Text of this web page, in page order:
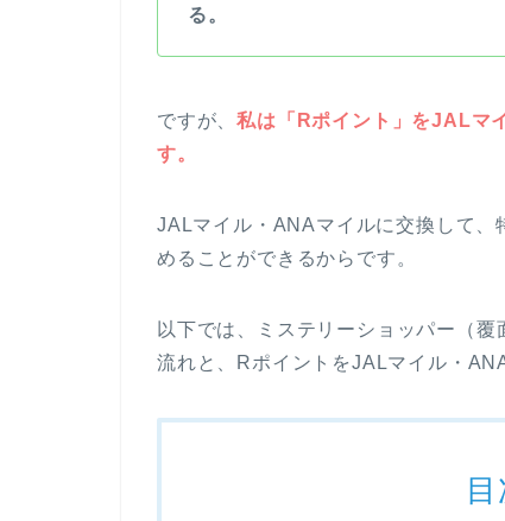
る。
ですが、私は「Rポイント」をJALマ
す。
JALマイル・ANAマイルに交換して、
めることができるからです。
以下では、ミステリーショッパー（
流れと、RポイントをJALマイル・